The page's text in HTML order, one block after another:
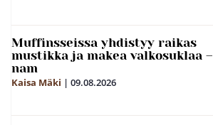
Muffinsseissa yhdistyy raikas
mustikka ja makea valkosuklaa –
nam
Kaisa Mäki | 09.08.2026